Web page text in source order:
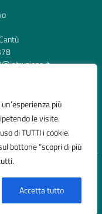
più
le visite.
di TUTTI i cookie.
bottone “scopri di più
Accetta tutto